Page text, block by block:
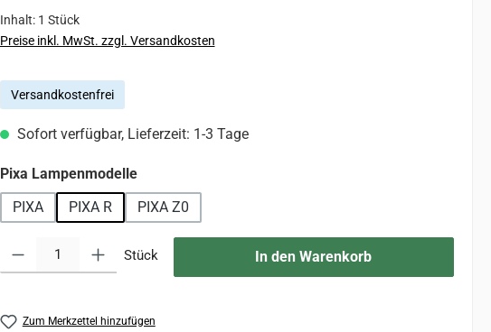
Inhalt: 1 Stück
Preise inkl. MwSt. zzgl. Versandkosten
Versandkostenfrei
Sofort verfügbar, Lieferzeit: 1-3 Tage
Pixa Lampenmodelleauswählen
PIXA
PIXA R PIXA Z0
Produkt Anzahl: Gib den gewünschten Wert ein oder benutze die Schaltflächen um die
Stück In den Warenkorb
Zum Merkzettel hinzufügen